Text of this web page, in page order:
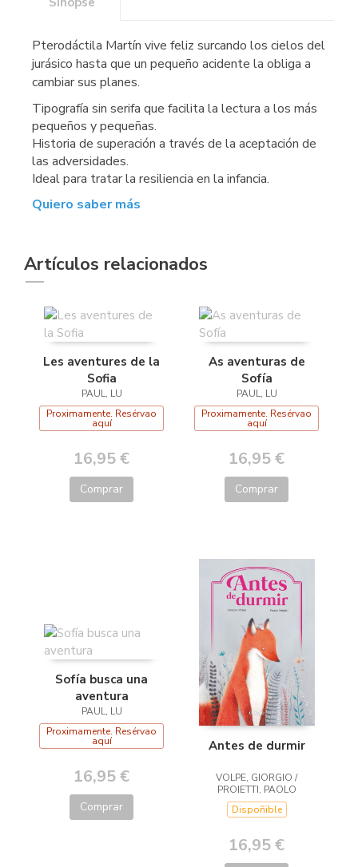
Pterodáctila Martín vive feliz surcando los cielos del
jurásico hasta que un pequeño acidente la obliga a
cambiar sus planes.
Tipografía sin serifa que facilita la lectura a los más
pequeños y pequeñas.
Historia de superación a través de la aceptación de
las adversidades.
Ideal para tratar la resiliencia en la infancia.
Quiero saber más
Artículos relacionados
Les aventures de la
Sofia
PAUL, LU
Proximamente. Resérvao
aquí
16,95 €
Comprar
As aventuras de
Sofía
PAUL, LU
Proximamente. Resérvao
aquí
16,95 €
Comprar
Sofía busca una
aventura
PAUL, LU
Proximamente. Resérvao
aquí
16,95 €
Comprar
Antes de durmir
VOLPE, GIORGIO /
PROIETTI, PAOLO
Dispoñible
16,95 €